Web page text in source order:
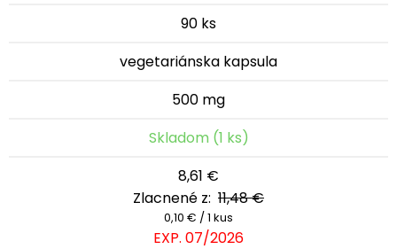
90 ks
vegetariánska kapsula
500 mg
Skladom (1 ks)
8,61 €
Zlacnené z: 11,48 €
0,10 € / 1 kus
EXP. 07/2026